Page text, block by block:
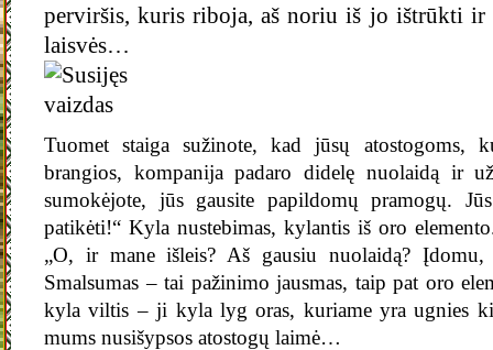
perviršis, kuris riboja, aš noriu iš jo ištrūkti ir
laisvės…
Tuomet staiga sužinote, kad jūsų atostogoms,
brangios, kompanija padaro didelę nuolaidą ir
sumokėjote, jūs gausite papildomų pramogų.
patikėti!“ Kyla nustebimas, kylantis iš oro
„O, ir mane išleis? Aš gausiu nuolaidą?
Smalsumas – tai pažinimo jausmas, taip pat oro
kyla viltis – ji kyla lyg oras, kuriame yra ugnies
mums nusišypsos atostogų laimė…